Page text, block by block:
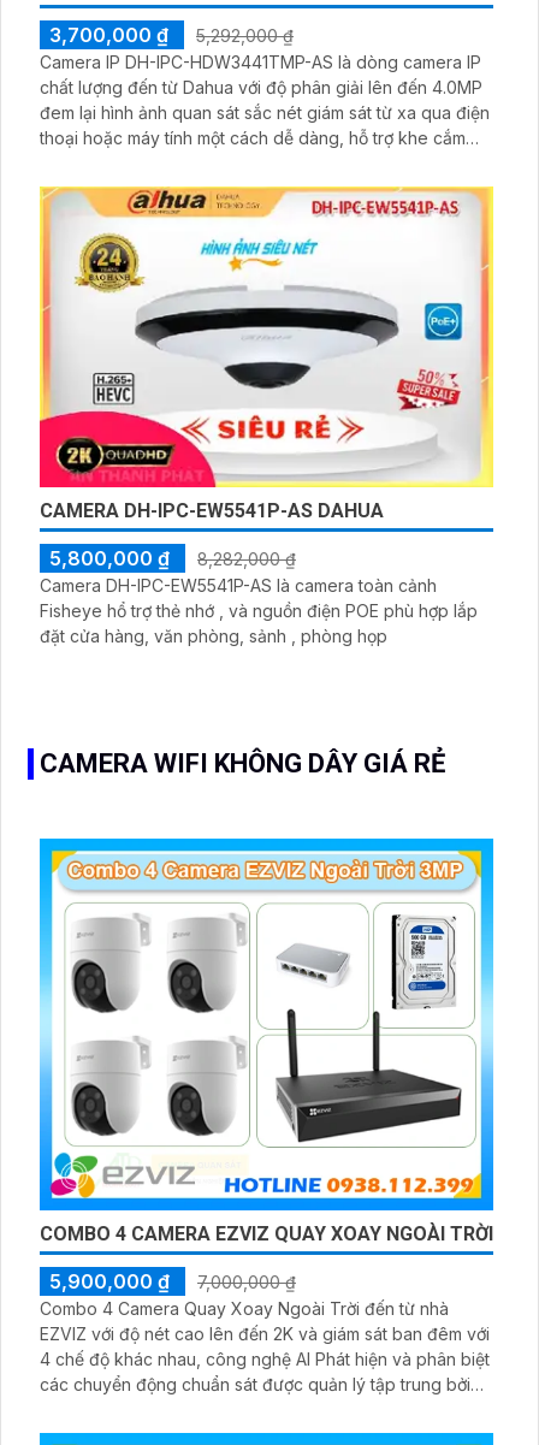
3,700,000 ₫
5,292,000 ₫
Camera IP DH-IPC-HDW3441TMP-AS là dòng camera IP
chất lượng đến từ Dahua với độ phân giải lên đến 4.0MP
đem lại hình ảnh quan sát sắc nét giám sát từ xa qua điện
thoại hoặc máy tính một cách dễ dàng, hỗ trợ khe cắm
hơn với chuẩn nén H265+, tích hợp công nghệ hồng
ngoại ban đêm tầm xa 50m
CAMERA DH-IPC-EW5541P-AS DAHUA
5,800,000 ₫
8,282,000 ₫
Camera DH-IPC-EW5541P-AS là camera toàn cảnh
Fisheye hổ trợ thẻ nhớ , và nguồn điện POE phù hợp lắp
đặt cửa hàng, văn phòng, sảnh , phòng họp
CAMERA WIFI KHÔNG DÂY GIÁ RẺ
COMBO 4 CAMERA EZVIZ QUAY XOAY NGOÀI TRỜI
5,900,000 ₫
7,000,000 ₫
Combo 4 Camera Quay Xoay Ngoài Trời đến từ nhà
EZVIZ với độ nét cao lên đến 2K và giám sát ban đêm với
4 chế độ khác nhau, công nghệ AI Phát hiện và phân biệt
các chuyển động chuẩn sát được quản lý tập trung bởi